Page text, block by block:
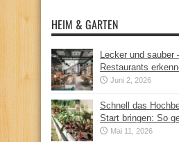
HEIM & GARTEN
Lecker und sauber
Restaurants
Juni 2, 2026
Schnell das
Start bringen: So
Mai 11, 2026